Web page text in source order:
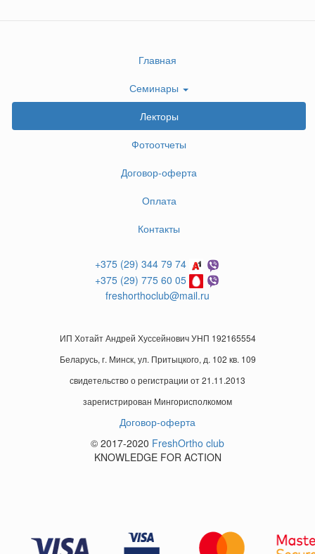
Главная
Семинары
Лекторы
Фотоотчеты
Договор-оферта
Оплата
Контакты
+375 (29) 344 79 74
+375 (29) 775 60 05
freshorthoclub@mail.ru
ИП Хотайт Андрей Хуссейнович УНП 192165554
Беларусь, г. Минск, ул. Притыцкого, д. 102 кв. 109
свидетельство о регистрации от 21.11.2013
зарегистрирован Мингорисполкомом
Договор-оферта
© 2017-2020 FreshOrtho club
KNOWLEDGE FOR ACTION